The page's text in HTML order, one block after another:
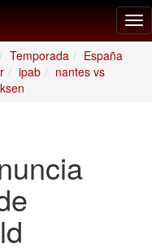
Temporada
España
ipab
nantes vs